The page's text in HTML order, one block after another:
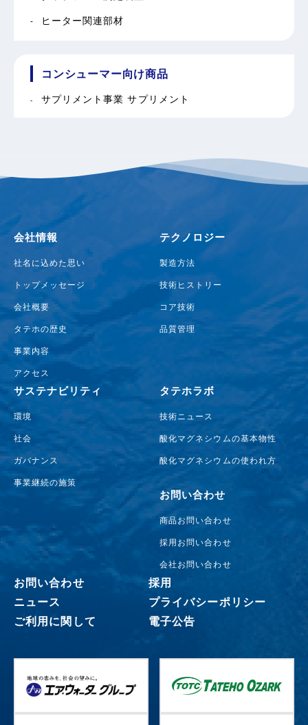
ヒーター関連部材
コンシューマー向け商品
サプリメント事業 サプリメント
会社情報
社名に込めた思い
トップメッセージ
会社概要
タテホの歴史
事業内容
アクセス
テクノロジー
製造方法
技術ヒストリー
コア技術
品質管理
サステナビリティ
環境
社会
ガバナンス
事業継続の施策
タテホラボ
技術ニュース
酸化マグネシウムの基本物性
酸化マグネシウムの使われ方
お問い合わせ
商品お問い合わせ
採用お問い合わせ
会社お問い合わせ
お問い合わせ
採用
ニュース
プライバシーポリシー
ご利用に関して
電子公告